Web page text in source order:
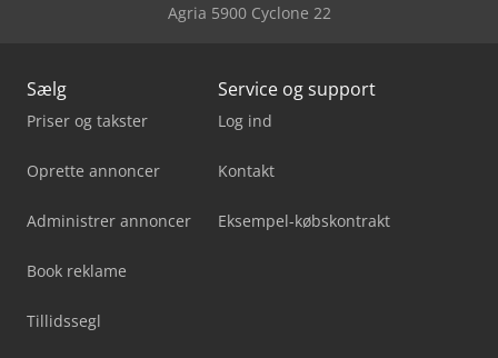
Agria 5900 Cyclone 22
Sælg
Priser og takster
Oprette annoncer
Administrer annoncer
Book reklame
Tillidssegl
Service og support
Log ind
Kontakt
Eksempel-købskontrakt